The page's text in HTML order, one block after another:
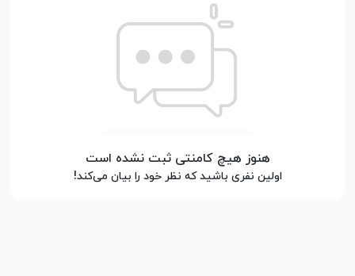
هنوز هیچ کامنتی ثبت نشده است
اولین نفری باشید که نظر خود را بیان می‌کند!